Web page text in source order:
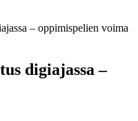
– oppimispelien voima
digiajassa –